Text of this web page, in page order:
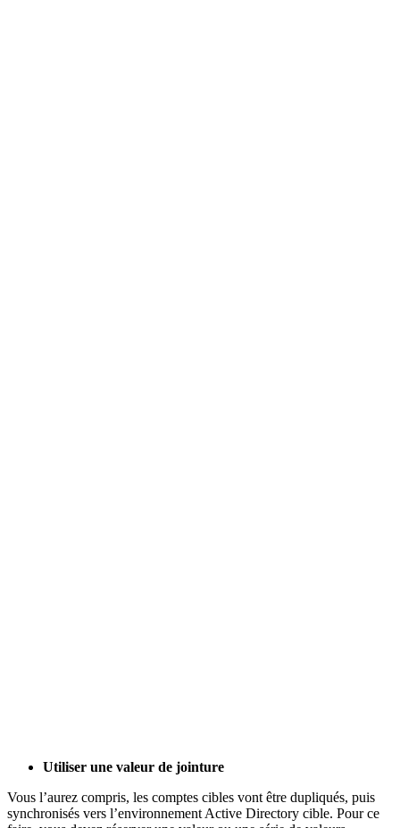
Utiliser une valeur de jointure
Vous l’aurez compris, les comptes cibles vont être dupliqués, puis
synchronisés vers l’environnement Active Directory cible. Pour ce